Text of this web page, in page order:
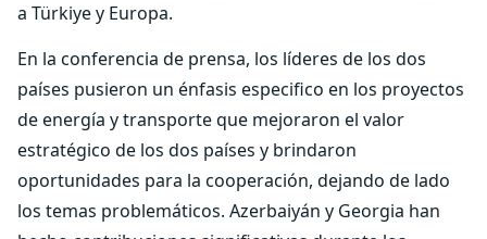
a Türkiye y Europa.
En la conferencia de prensa, los líderes de los dos
países pusieron un énfasis especifico en los proyectos
de energía y transporte que mejoraron el valor
estratégico de los dos países y brindaron
oportunidades para la cooperación, dejando de lado
los temas problemáticos. Azerbaiyán y Georgia han